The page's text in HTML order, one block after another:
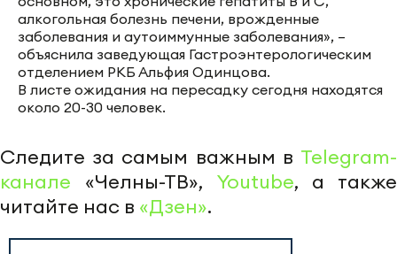
алкогольная болезнь печени, врожденные
заболевания и аутоиммунные заболевания», –
объяснила заведующая Гастроэнтерологическим
отделением РКБ Альфия Одинцова.
В листе ожидания на пересадку сегодня находятся
около 20-30 человек.
Следите за самым важным в Telegram-
канале «Челны-ТВ», Youtube, а также
читайте нас в «Дзен».